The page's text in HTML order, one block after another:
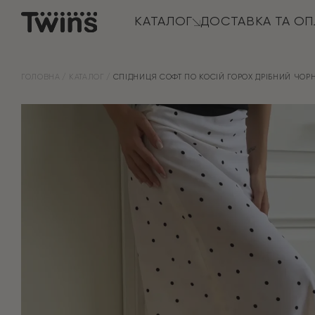
КАТАЛОГ ДОСТАВКА ТА
ГОЛОВНА КАТАЛОГ СПІДНИЦЯ СОФТ ПО КОСІЙ ГОРОХ ДРІБНИЙ